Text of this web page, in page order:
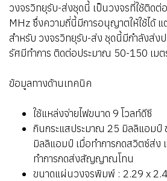
วงจรวิทยุรับ-ส่งชุดนี้ เป็นวงจรที่ใช้ติดต่
MHz ซึ่งความถี่นี้มีการอนุญาตให้ใช้ได้
สำหรับ วงจรวิทยุรับ-ส่ง ชุดนี้มีกำลังส่
รัศมีทำการ ติดต่อประมาณ 50-150 เมต
ข้อมูลทางด้านเทคนิค
ใช้แหล่งจ่ายไฟขนาด 9 โวลท์ดีซี
กินกระแสประมาณ 25 มิลลิแอ
มิลลิแอมป์ เมื่อทำการกดสวิตซ์ส่ง
ทำการกดส่งสัญญาณโทน
ขนาดแผ่นวงจรพิมพ์ : 2.29 x